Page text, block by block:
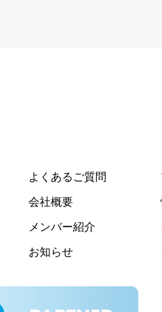
よくあるご質問
会社概要
メンバー紹介
お知らせ